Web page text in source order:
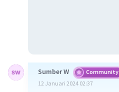
Sumber W Community
12 Januari 2024 02:37